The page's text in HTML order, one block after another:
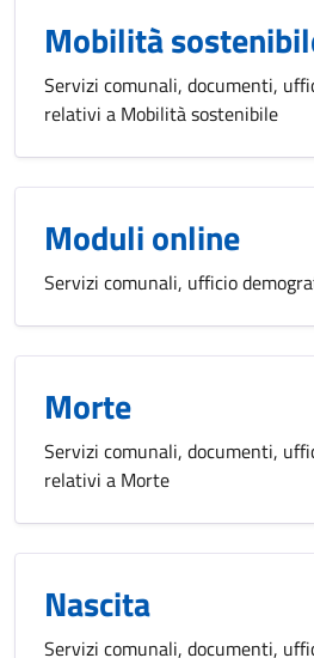
Mobilità
Servizi comunali, documenti,
relativi a Mobilità sostenibile
Moduli online
Servizi comunali, ufficio
Morte
Servizi comunali, documenti,
relativi a Morte
Nascita
Servizi comunali, documenti,